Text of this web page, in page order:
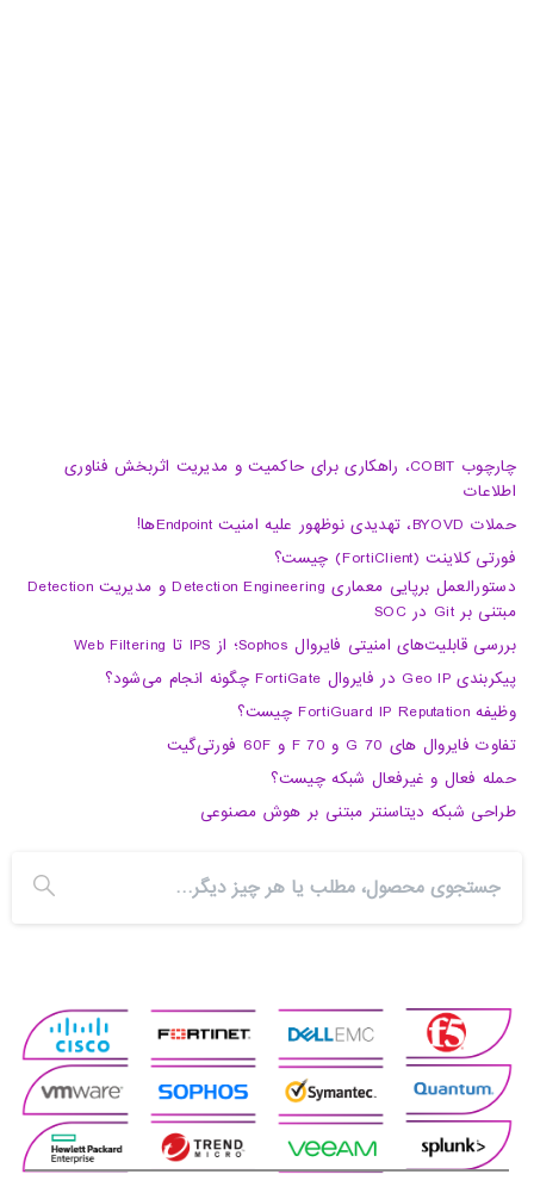
چارچوب COBIT، راهکاری برای حاکمیت و مدیریت اثربخش فناوری
اطلاعات
حملات BYOVD، تهدیدی نوظهور علیه امنیت Endpointها!
فورتی کلاینت (FortiClient) چیست؟
دستورالعمل برپایی معماری Detection Engineering و مدیریت Detection
مبتنی بر Git در SOC
بررسی قابلیت‌های امنیتی فایروال Sophos؛ از IPS تا Web Filtering
پیکربندی Geo IP در فایروال FortiGate چگونه انجام می‌شود؟
وظیفه FortiGuard IP Reputation چیست؟
تفاوت فایروال های 70 G و 70 F و 60F فورتی‌گیت
حمله فعال و غیرفعال شبکه چیست؟
طراحی شبکه دیتاسنتر مبتنی بر هوش مصنوعی